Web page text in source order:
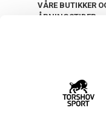
VÅRE BUTIKKER
ÅPNINGSTIDER
22 09 20